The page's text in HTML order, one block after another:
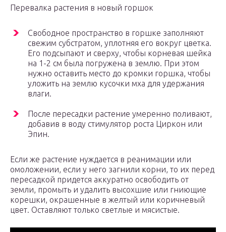
Перевалка растения в новый горшок
Свободное пространство в горшке заполняют
свежим субстратом, уплотняя его вокруг цветка.
Его подсыпают и сверху, чтобы корневая шейка
на 1-2 см была погружена в землю. При этом
нужно оставить место до кромки горшка, чтобы
уложить на землю кусочки мха для удержания
влаги.
После пересадки растение умеренно поливают,
добавив в воду стимулятор роста Циркон или
Эпин.
Если же растение нуждается в реанимации или
омоложении, если у него загнили корни, то их перед
пересадкой придется аккуратно освободить от
земли, промыть и удалить высохшие или гниющие
корешки, окрашенные в желтый или коричневый
цвет. Оставляют только светлые и мясистые.